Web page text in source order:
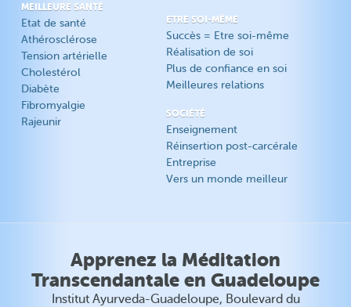
MEILLEURE SANTÉ
Etat de santé
Athérosclérose
Tension artérielle
Cholestérol
Diabète
Fibromyalgie
Rajeunir
ETRE SOI-MÊME
Succès = Etre soi-même
Réalisation de soi
Plus de confiance en soi
Meilleures relations
SOCIÉTÉ
Enseignement
Réinsertion post-carcérale
Entreprise
Vers un monde meilleur
Apprenez la Méditation
Transcendantale en Guadeloupe
Institut Ayurveda-Guadeloupe, Boulevard du